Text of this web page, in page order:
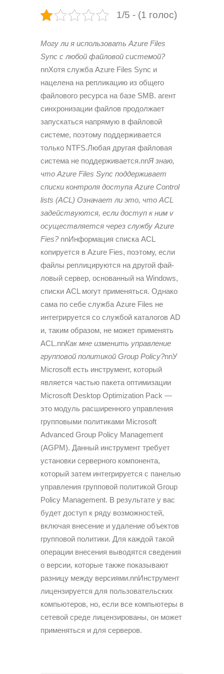
1/5 - (1 голос)
Могу ли я использовать Azure Files
Sync с любой файловой системой?
nnХотя служба Azure Files Sync и
нацелена на репли­кацию из общего
файлового ресурса на базе SMB. агент
синхронизации файлов продолжает
запускаться напрямую в файловой
системе, поэтому поддержи­вается
только NTFS.Любая другая файловая
система не поддерживается.nnЯ знаю,
что Azure Files Sync поддерживает
списки контроля доступа Azure Control
lists (ACL) Означает ли это, что ACL
задействуются, если доступ к ним v
осуществляется через службу Azure
Fies? nnИнформация списка ACL
копируется в Azure Fies, поэтому, если
файлы реплицируются на другой фай­
ловый сервер, основанный на Windows,
списки ACL могут применяться. Однако
сама по себе служба Azure Files не
интегрируется со службой каталогов AD
и, таким образом, не может применять
ACL.nnКак мне изменить управление
групповой политикой Group Policy?nnУ
Microsoft есть инструмент, который
является частью пакета оптимизации
Microsoft Desktop Optimization Pack —
это модуль расширенного управления
груп­повыми политиками Microsoft
Advanced Group Policy Management
(AGPM). Данный инструмент требует
установки серверного компонента,
который затем интегрируется с панелью
управления групповой политикой Group
Policy Management. В результате у вас
будет доступ к ряду возможностей,
включая внесение и удаление объектов
групповой политики. Для каж­дой такой
операции внесения выводятся сведения
о версии, которые также показывают
разницу между версиями.nnИнструмент
лицензируется для пользовательских
ком­пьютеров, но, если все компьютеры в
сетевой среде лицен­зированы, он может
применяться и для серверов.